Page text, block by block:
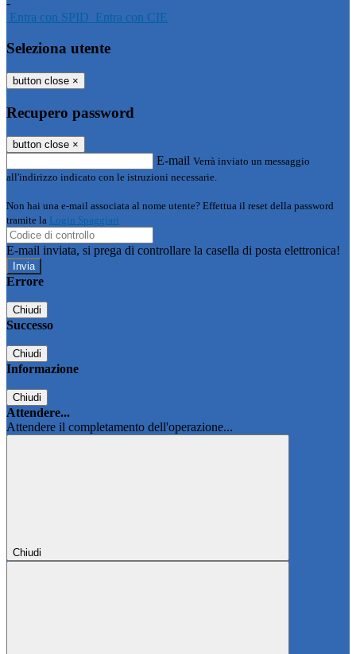
-
Entra con SPID Entra con CIE
Seleziona utente
button close ×
Recupero password
button close ×
E-mail Verrà inviato un messaggio
all'indirizzo indicato con le istruzioni necessarie.
Non hai una e-mail associata al nome utente? Effettua il reset della password
tramite la Login Spaggiari
E-mail inviata, si prega di controllare la casella di posta elettronica!
Errore
Chiudi
Successo
Chiudi
Informazione
Chiudi
Attendere...
Attendere il completamento dell'operazione...
Chiudi